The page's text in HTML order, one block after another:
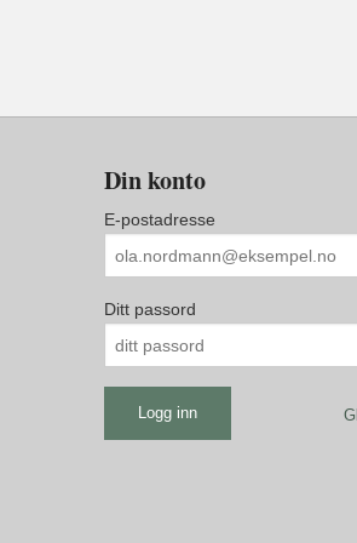
Din konto
E-postadresse
Ditt passord